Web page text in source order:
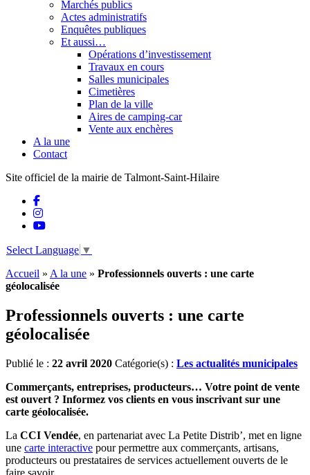
Marchés publics
Actes administratifs
Enquêtes publiques
Et aussi…
Opérations d’investissement
Travaux en cours
Salles municipales
Cimetières
Plan de la ville
Aires de camping-car
Vente aux enchères
A la une
Contact
Site officiel de la mairie de Talmont-Saint-Hilaire
Select Language ▼
Accueil » A la une » Professionnels ouverts : une carte
géolocalisée
Professionnels ouverts : une carte
géolocalisée
Publié le : 22 avril 2020 Catégorie(s) : Les actualités municipales
Commerçants, entreprises, producteurs… Votre point de vente
est ouvert ? Informez vos clients en vous inscrivant sur une
carte géolocalisée.
La CCI Vendée, en partenariat avec La Petite Distrib’, met en ligne
une carte interactive pour permettre aux commerçants, artisans,
producteurs ou prestataires de services actuellement ouverts de le